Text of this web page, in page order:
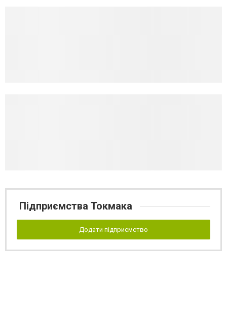
Підприємства Токмака
Додати підприємство